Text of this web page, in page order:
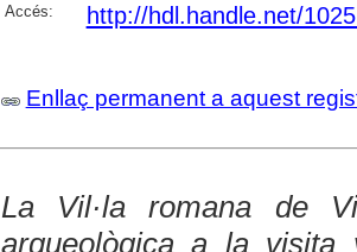
Accés: http://hdl.handle.net/
Enllaç permanent a aquest
La Vil·la romana de
arqueològica a la visita